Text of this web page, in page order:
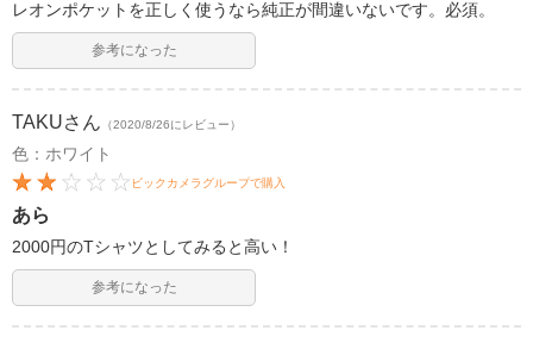
レオンポケットを正しく使うなら純正が間違いないです。必須。
参考になった
TAKUさん （2020/8/26にレビュー）
色：ホワイト
ビックカメラグループで購入
あら
2000円のTシャツとしてみると高い！
参考になった